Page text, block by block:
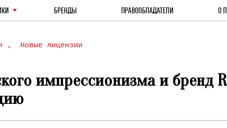
БРЕНДЫ ПРАВООБЛАДАТЕЛИ О
, Новые лицензии
импрессионизма и бренд